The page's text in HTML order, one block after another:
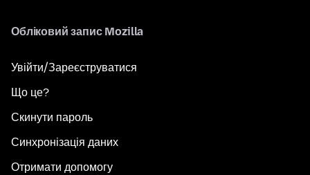
Обліковий запис Mozilla
Увійти/Зареєструватися
Що це?
Скинути пароль
Синхронізація даних
Отримати допомогу